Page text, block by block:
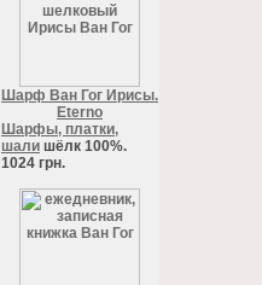
Шарф Ван Гог Ирисы.
Eterno
Шарфы, платки,
шали шёлк 100%.
1024 грн.